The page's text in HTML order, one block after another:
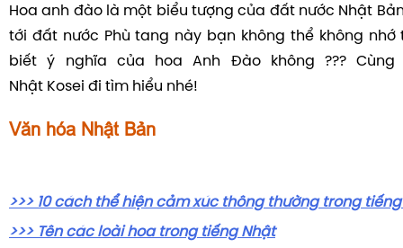
Hoa anh đào là một biểu tượng của đất nước Nhật
tới đất nước Phù tang này bạn không thể không nhớ
biết ý nghĩa của hoa Anh Đào không ???
Nhật Kosei đi tìm hiểu nhé!
Văn hóa Nhật Bản
>>> 10 cách thể hiện cảm xúc thông thường trong
>>> Tên các loài hoa trong tiếng Nhật